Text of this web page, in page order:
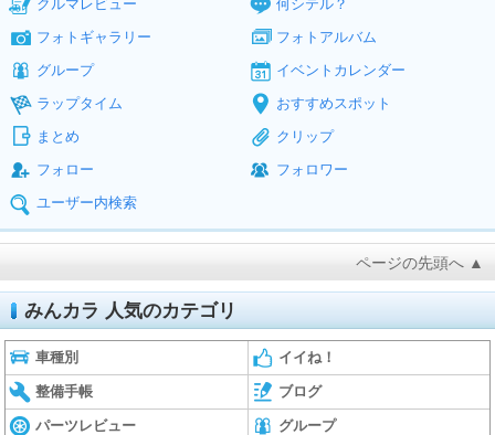
クルマレビュー
何シテル？
フォトギャラリー
フォトアルバム
グループ
イベントカレンダー
ラップタイム
おすすめスポット
まとめ
クリップ
フォロー
フォロワー
ユーザー内検索
ページの先頭へ ▲
みんカラ 人気のカテゴリ
車種別 イイね！
整備手帳 ブログ
パーツレビュー グループ